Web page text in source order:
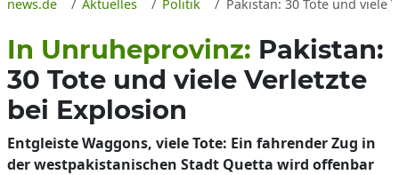
news.de Aktuelles Politik Pakistan: 30 Tote und
In Unruheprovinz: Pakistan:
30 Tote und viele Verletzte
bei Explosion
Entgleiste Waggons, viele Tote: Ein fahrender Zug in
der westpakistanischen Stadt Quetta wird offenbar